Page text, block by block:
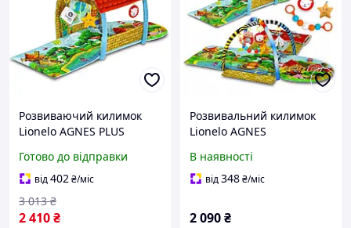
Розвиваючий килимок
Lionelo AGNES PLUS
Готово до відправки
від402₴/міс
2 410₴
3 013 ₴
Розвивальний килимок
Lionelo AGNES
В наявності
від348₴/міс
2 090₴